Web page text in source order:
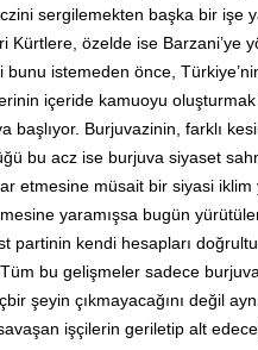
sergilemekten başka bir işe
Kürtlere, özelde ise Barzani’ye
bunu istemeden önce,
içeride kamuoyu
başlıyor. Burjuvazinin, farklı
bu acz ise burjuva siyaset
etmesine müsait bir siyasi iklim
yaramışsa bugün
partinin kendi hesapları
bu gelişmeler sadece
şeyin çıkmayacağını değil
işçilerin geriletip alt